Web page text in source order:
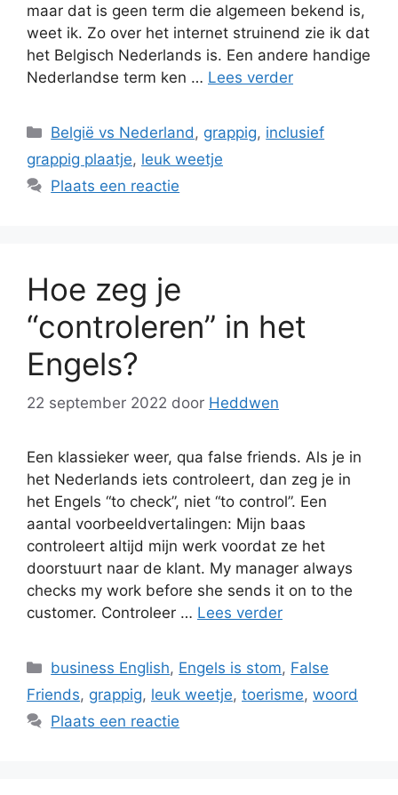
maar dat is geen term die algemeen bekend is,
weet ik. Zo over het internet struinend zie ik dat
het Belgisch Nederlands is. Een andere handige
Nederlandse term ken … Lees verder
Categorieën
België vs Nederland , grappig, inclusief
grappig plaatje, leuk weetje
Plaats een reactie
Hoe zeg je
“controleren” in het
Engels?
22 september 2022 door Heddwen
Een klassieker weer, qua false friends. Als je in
het Nederlands iets controleert, dan zeg je in
het Engels “to check”, niet “to control”. Een
aantal voorbeeldvertalingen: Mijn baas
controleert altijd mijn werk voordat ze het
doorstuurt naar de klant. My manager always
checks my work before she sends it on to the
customer. Controleer … Lees verder
Categorieën
business English, Engels is stom, False
Friends, grappig, leuk weetje, toerisme, woord
Plaats een reactie